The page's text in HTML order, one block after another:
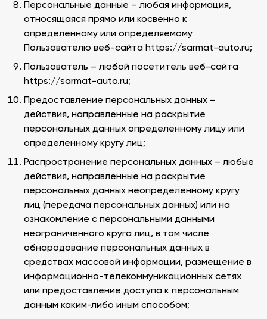
Персональные данные – любая информация,
относящаяся прямо или косвенно к
определенному или определяемому
Пользователю веб-сайта https://sarmat-auto.ru;
Пользователь – любой посетитель веб-сайта
https://sarmat-auto.ru;
Предоставление персональных данных –
действия, направленные на раскрытие
персональных данных определенному лицу или
определенному кругу лиц;
Распространение персональных данных – любые
действия, направленные на раскрытие
персональных данных неопределенному кругу
лиц (передача персональных данных) или на
ознакомление с персональными данными
неограниченного круга лиц, в том числе
обнародование персональных данных в
средствах массовой информации, размещение в
информационно-телекоммуникационных сетях
или предоставление доступа к персональным
данным каким-либо иным способом;